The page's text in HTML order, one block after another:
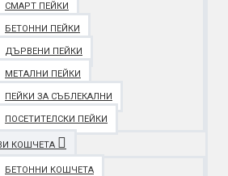
СМАРТ ПЕЙКИ
БЕТОННИ ПЕЙКИ
ДЪРВЕНИ ПЕЙКИ
МЕТАЛНИ ПЕЙКИ
ПЕЙКИ ЗА СЪБЛЕКАЛНИ
ПОСЕТИТЕЛСКИ ПЕЙКИ
КОШЧЕТА
БЕТОННИ КОШЧЕТА